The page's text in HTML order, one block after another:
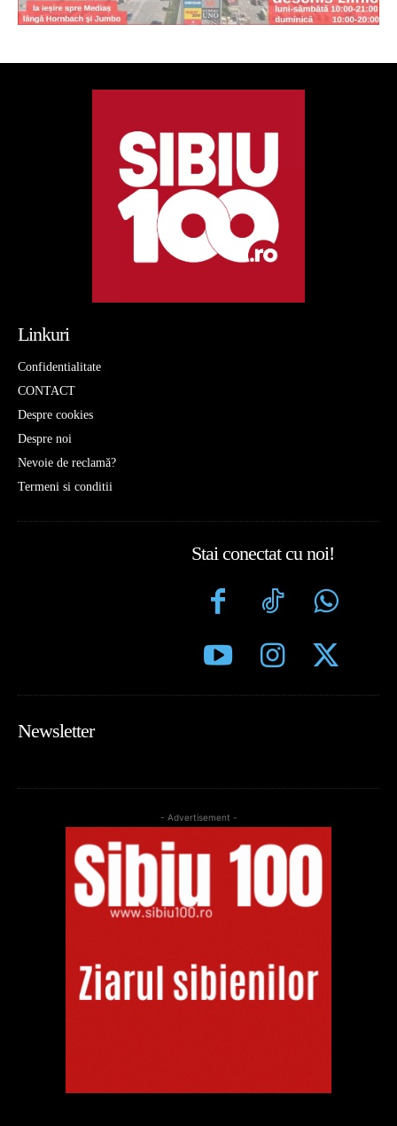
Linkuri
Confidentialitate
CONTACT
Despre cookies
Despre noi
Nevoie de reclamă?
Termeni si conditii
Stai conectat cu noi!
Newsletter
- Advertisement -